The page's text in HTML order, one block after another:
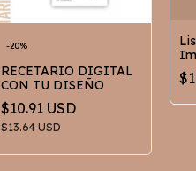
-20%
RECETARIO DIGITAL
CON TU DISEÑO
$10.91 USD
$13.64 USD